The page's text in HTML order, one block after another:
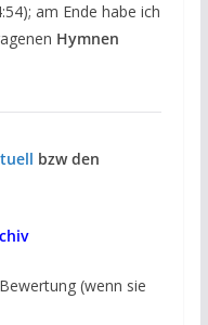
am Ende habe ich
Hymnen
bzw den
(wenn sie